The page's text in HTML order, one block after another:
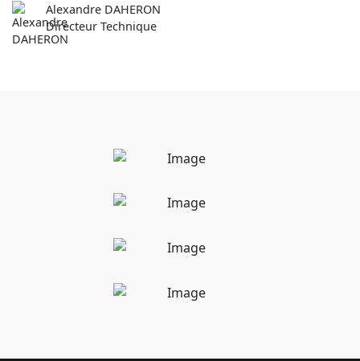
Alexandre DAHERON
Directeur Technique